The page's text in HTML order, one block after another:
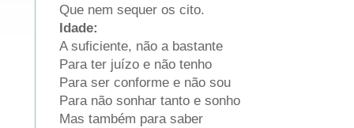
Que nem sequer os cito.
Idade:
A suficiente, não a bastante
Para ter juízo e não tenho
Para ser conforme e não sou
Para não sonhar tanto e sonho
Mas também para saber